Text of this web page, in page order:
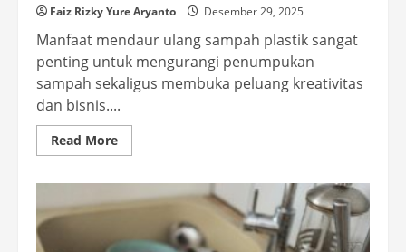
Faiz Rizky Yure Aryanto Desember 29, 2025
Manfaat mendaur ulang sampah plastik sangat
penting untuk mengurangi penumpukan
sampah sekaligus membuka peluang kreativitas
dan bisnis....
Read MoreRead
more